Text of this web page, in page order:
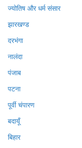
ज्योतिष और धर्म संसार
झारखण्ड
दरभंगा
नालंदा
पंजाब
पटना
पूर्वी चंपारण
बदायूँ
बिहार